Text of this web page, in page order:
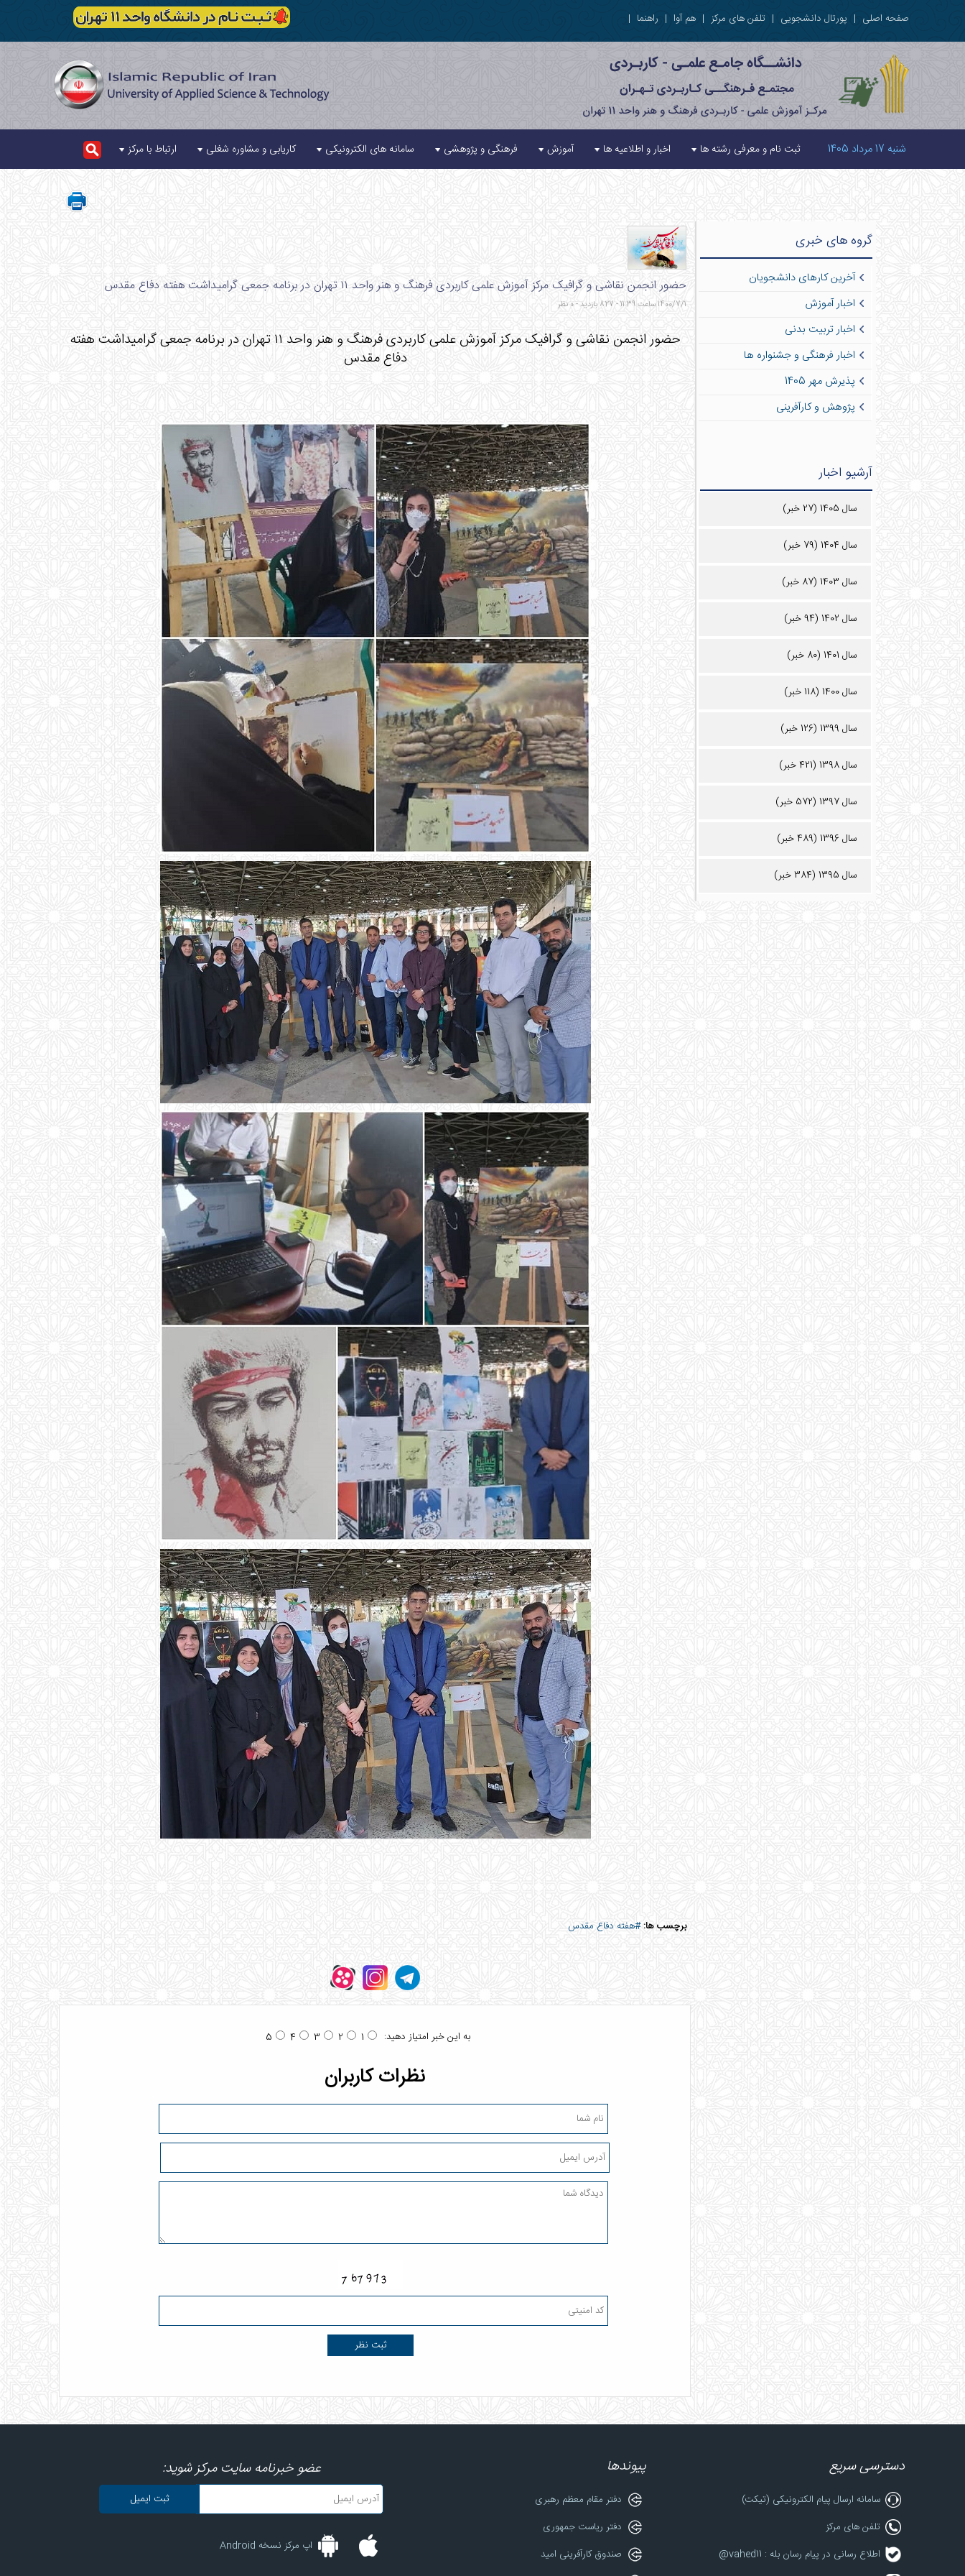
صفحه اصلی | پورتال دانشجویی | تلفن های مرکز | هم آوا | راهنما |
شنبه 17 مرداد 1405 ثبت نام و معرفی رشته ها اخبار و اطلاعیه ها آموزش فرهنگی و پژوهشی سامانه های الکترونیکی کاریابی و مشاوره شغلی ارتباط با مرکز
گروه های خبری
آخرین کارهای دانشجویان
اخبار آموزش
اخبار تربیت بدنی
اخبار فرهنگی و جشنواره ها
پذیرش مهر 1405
پژوهش و کارآفرینی
آرشیو اخبار
سال 1405 (27 خبر)
سال 1404 (79 خبر)
سال 1403 (87 خبر)
سال 1402 (94 خبر)
سال 1401 (80 خبر)
سال 1400 (118 خبر)
سال 1399 (126 خبر)
سال 1398 (421 خبر)
سال 1397 (572 خبر)
سال 1396 (489 خبر)
سال 1395 (384 خبر)
حضور انجمن نقاشی و گرافیک مرکز آموزش علمی کاربردی فرهنگ و هنر واحد ۱۱ تهران در برنامه جمعی گرامیداشت هفته دفاع مقدس
1400/7/1 ساعت 11:39 - 827 بازدید - 0 نظر
حضور انجمن نقاشی و گرافیک مرکز آموزش علمی کاربردی فرهنگ و هنر واحد ۱۱ تهران در برنامه جمعی گرامیداشت هفته
دفاع مقدس
برچسب ها:#هفته دفاع مقدس
به این خبر امتیاز دهید: 1
2
3
4
5
نظرات کاربران
دسترسی سریع
سامانه ارسال پیام الکترونیکی (تیکت)
تلفن های مرکز
اطلاع رسانی در پیام رسان بله : vahed11@
پیوندها
دفتر مقام معظم رهبری
دفتر ریاست جمهوری
صندوق کارآفرینی امید
عضو خبرنامه سایت مرکز شوید:
اپ مرکز نسخه Android